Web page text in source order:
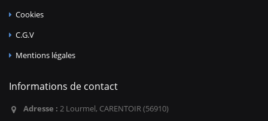
Cookies
C.G.V
Mentions légales
Informations de contact
Adresse : 2 Lourmel, CARENTOIR (56910)